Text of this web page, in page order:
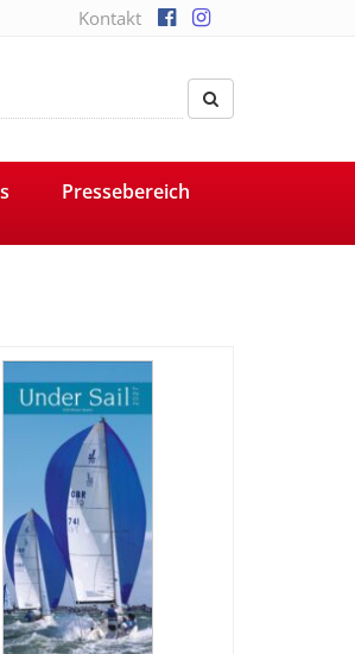
Kontakt
Pressebereich